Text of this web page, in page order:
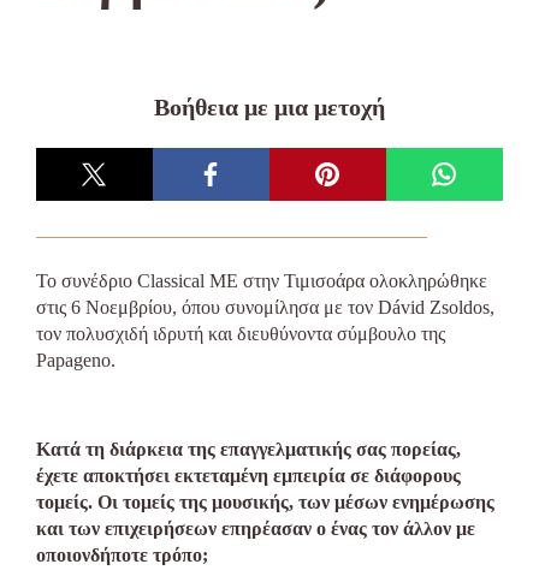
Βοήθεια με μια μετοχή
Το συνέδριο Classical ME στην Τιμισοάρα ολοκληρώθηκε
στις 6 Νοεμβρίου, όπου συνομίλησα με τον Dávid Zsoldos,
τον πολυσχιδή ιδρυτή και διευθύνοντα σύμβουλο της
Papageno.
Κατά τη διάρκεια της επαγγελματικής σας πορείας,
έχετε αποκτήσει εκτεταμένη εμπειρία σε διάφορους
τομείς. Οι τομείς της μουσικής, των μέσων ενημέρωσης
και των επιχειρήσεων επηρέασαν ο ένας τον άλλον με
οποιονδήποτε τρόπο;